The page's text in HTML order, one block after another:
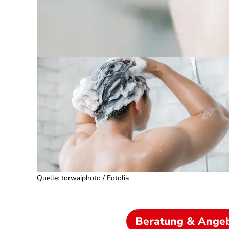
Quelle: torwaiphoto / Fotolia
Beratung &